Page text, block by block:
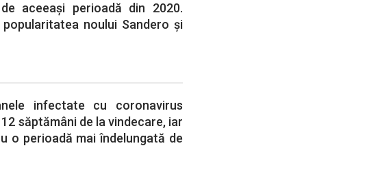
aceeași perioadă din 2020.
noului Sandero și
infectate cu coronavirus
săptămâni de la vindecare, iar
o perioadă mai îndelungată de